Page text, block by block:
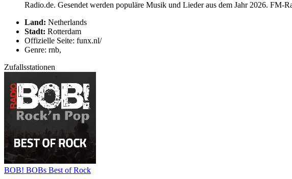
Radio.de. Gesendet werden populäre Musik und Lieder aus dem Jahr 2026.
Land: Netherlands
Stadt: Rotterdam
Offizielle Seite: funx.nl/
Genre: rnb,
Zufallsstationen
BOB! BOBs Best of Rock